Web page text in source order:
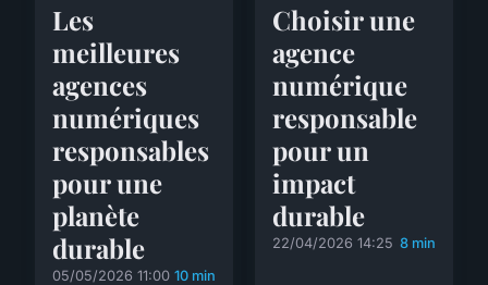
Les
meilleures
agences
numériques
responsables
pour une
planète
durable
05/05/2026 11:00 10 min
Choisir une
agence
numérique
responsable
pour un
impact
durable
22/04/2026 14:25 8 min